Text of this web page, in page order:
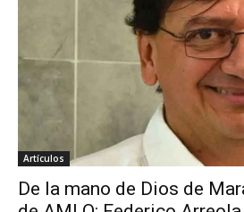
Artículos
De la mano de Dios de